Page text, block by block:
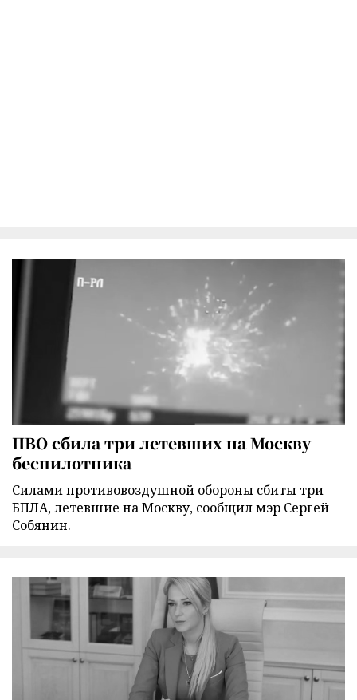
ПВО сбила три летевших на Москву
беспилотника
Силами противовоздушной обороны сбиты три
БПЛА, летевшие на Москву, сообщил мэр Сергей
Собянин.